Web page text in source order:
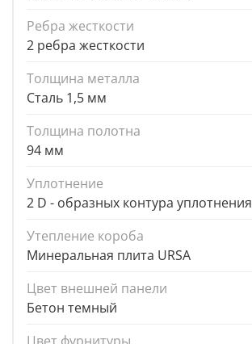
Ребра жесткости
2 ребра жесткости
Толщина металла
Сталь 1,5 мм
Толщина полотна
94 мм
Уплотнение
2 D - образных контура уплотнения
Утепление короба
Минеральная плита URSA
Цвет внешней панели
Бетон темный